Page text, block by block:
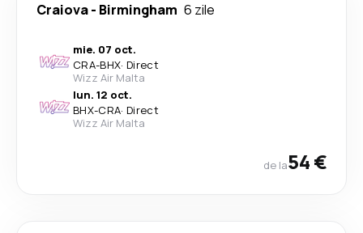
Craiova- Birmingham 6 zile
mie. 07 oct.
CRA-BHX· Direct
Wizz Air Malta
lun. 12 oct.
BHX-CRA· Direct
Wizz Air Malta
de la54 €